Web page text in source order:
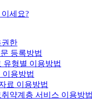
세요?
권한
등록방법
유형별 이용방법
이용방법
료 이용방법
취약계층 서비스 이용방법